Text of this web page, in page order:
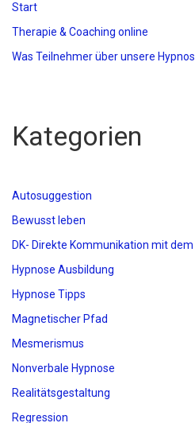
Start
Therapie & Coaching online
Was Teilnehmer über unsere
Kategorien
Autosuggestion
Bewusst leben
DK- Direkte Kommunikation mit
Hypnose Ausbildung
Hypnose Tipps
Magnetischer Pfad
Mesmerismus
Nonverbale Hypnose
Realitätsgestaltung
Regression